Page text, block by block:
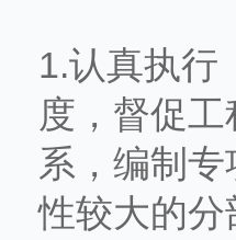
1.认真执行
度，督促
系，编制
性较大的